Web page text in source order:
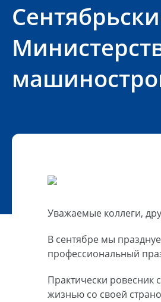
Уважаемые коллеги,
В сентябре мы
профессиональный
Практически ровесник
жизнью со своей